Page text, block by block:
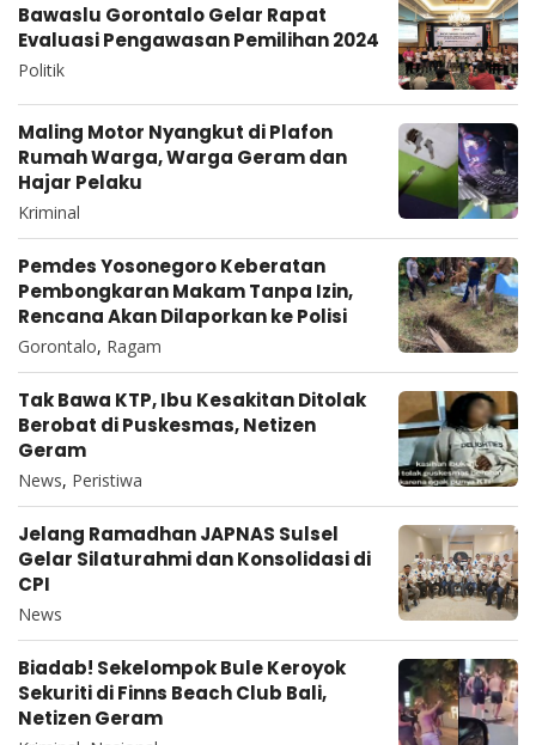
Bawaslu Gorontalo Gelar Rapat
Evaluasi Pengawasan Pemilihan 2024
Politik
Maling Motor Nyangkut di Plafon
Rumah Warga, Warga Geram dan
Hajar Pelaku
Kriminal
Pemdes Yosonegoro Keberatan
Pembongkaran Makam Tanpa Izin,
Rencana Akan Dilaporkan ke Polisi
Gorontalo, Ragam
Tak Bawa KTP, Ibu Kesakitan Ditolak
Berobat di Puskesmas, Netizen
Geram
News, Peristiwa
Jelang Ramadhan JAPNAS Sulsel
Gelar Silaturahmi dan Konsolidasi di
CPI
News
Biadab! Sekelompok Bule Keroyok
Sekuriti di Finns Beach Club Bali,
Netizen Geram